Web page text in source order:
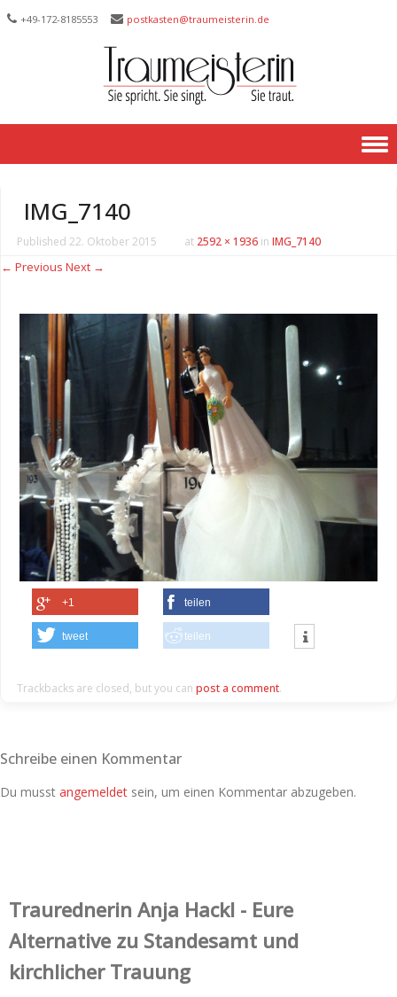
+49-172-­8185553 postkasten@traumeisterin.de
IMG_7140
Published 22. Oktober 2015 at 2592 × 1936 in IMG_7140
← Previous Next →
+1 teilen
tweet teilen
Trackbacks are closed, but you can post a comment.
Schreibe einen Kommentar
Du musst angemeldet sein, um einen Kommentar abzugeben.
Trauredner‌in Anja Hackl - Eure
Alternative zu Standesamt und
kirchlicher Trauung